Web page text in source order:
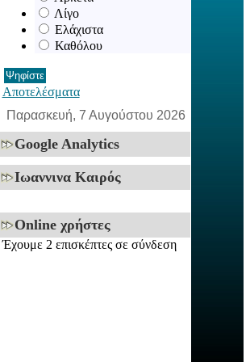
Λίγο
Ελάχιστα
Καθόλου
Αποτελέσματα
Παρασκευή, 7 Αυγούστου 2026
Google Analytics
Ιωαννινα Καιρός
Online χρήστες
Έχουμε 2 επισκέπτες σε σύνδεση